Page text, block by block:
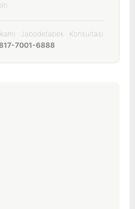
· Jabodetabek · Konsultasi
7001-6888